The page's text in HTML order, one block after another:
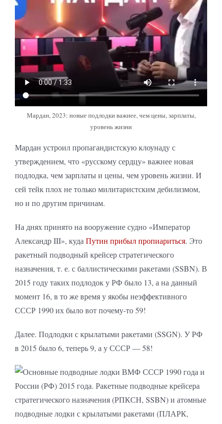
Мардан, 2023: новые подлодки важнее, чем цены, зарплаты,
уровень жизни
Мардан устроил пропагандистскую клоунаду с
утверждением, что «русскому сердцу» важнее новая
подлодка, чем зарплаты и цены, чем уровень жизни. И
сей тейк плох не только милитаристским дебилизмом,
но и по другим причинам.
На днях принято на вооружение судно «Император
Александр III», куда Путин прибыл пропиариться. Это
ракетный подводный крейсер стратегического
назначения, т. е. с баллистическими ракетами (SSBN). В
2015 году таких подлодок у РФ было 13, а на данный
момент 16, в то же время у якобы неэффективного
СССР 1990 их было вот почему-то 59!
Далее. Подлодки с крылатыми ракетами (SSGN). У РФ
в 2015 было 6, теперь 9, а у СССР — 58!